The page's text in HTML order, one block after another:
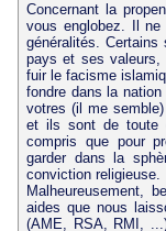
Concernant la
vous englobez. Il
généralités.
pays et ses valeurs,
fuir le facisme
fondre dans la
votres (il me
et ils sont de toute
compris que pour
garder dans la
conviction religieuse.
Malheureusement,
aides que nous
(AME, RSA, RMI,